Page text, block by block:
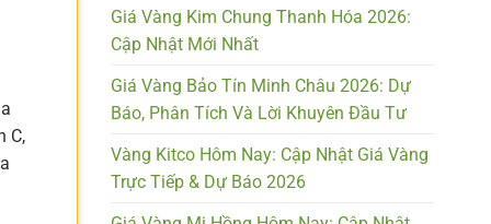
C,
Giá Vàng Kim Chung Thanh Hóa 2026:
Cập Nhật Mới Nhất
Giá Vàng Bảo Tín Minh Châu 2026: Dự
Báo, Phân Tích Và Lời Khuyên Đầu Tư
Vàng Kitco Hôm Nay: Cập Nhật Giá Vàng
Trực Tiếp & Dự Báo 2026